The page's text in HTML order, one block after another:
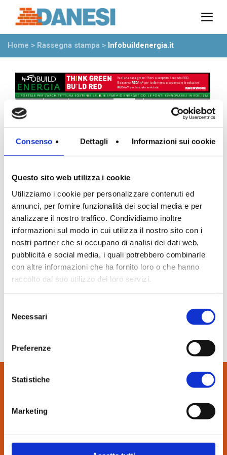
Consenso Dettagli Informazioni sui cookie
Questo sito web utilizza i cookie
Utilizziamo i cookie per personalizzare contenuti ed
annunci, per fornire funzionalità dei social media e per
analizzare il nostro traffico. Condividiamo inoltre
informazioni sul modo in cui utilizza il nostro sito con i
nostri partner che si occupano di analisi dei dati web,
pubblicità e social media, i quali potrebbero combinarle
con altre informazioni che ha fornito loro o che hanno
raccolto dal suo utilizzo dei loro servizi.
delNecessari
Preferenze
Statistiche
Marketing
Il gruppo
Partner
Ambiente
Stabilimenti
Rete commerciale
News
Eventi
Rassegna stampa
Video
Novità dall’azienda
In evidenza
Normablok Più High Performance
Muratura armata Danesi
Normablok Più Ponti Termici
Normablok Più S40 MA ricostruzione post sisma
Home > Rassegna stampa > Infobuildenergia.it
Infobuildenergia.it
Danesi Laterizi a Klimahouse 2017 i sistemi costruttivi per
via Bindina, 8
Tel. 0374.85462